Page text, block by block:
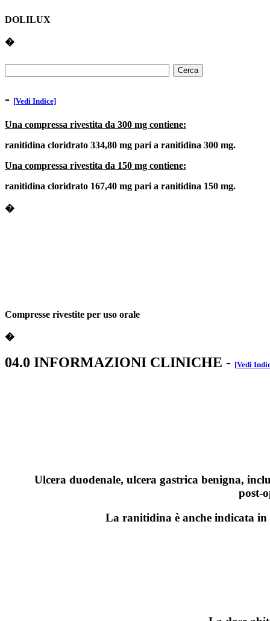
DOLILUX
�
- [Vedi Indice]
Una compressa rivestita da 300 mg contiene:
ranitidina cloridrato 334,80 mg pari a ranitidina 300 mg.
Una compressa rivestita da 150 mg contiene:
ranitidina cloridrato 167,40 mg pari a ranitidina 150 mg.
�
Compresse rivestite per uso orale
�
04.0 INFORMAZIONI CLINICHE - [Vedi
Ulcera duodenale, ulcera gastrica benigna,
La ranitidina è anche indicata in